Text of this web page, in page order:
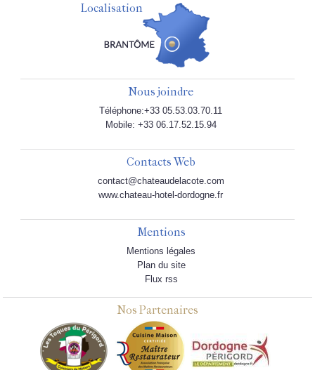
Localisation
Nous joindre
Téléphone:+33 05.53.03.70.11
Mobile: +33 06.17.52.15.94
Contacts Web
contact@chateaudelacote.com
www.chateau-hotel-dordogne.fr
Mentions
Mentions légales
Plan du site
Flux rss
Nos Partenaires